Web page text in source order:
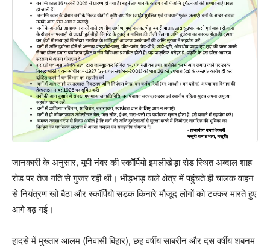
जानकारी के अनुसार, यूपी नंबर की स्कॉर्पियो इमलीखेड़ा रोड स्थित अब्दाल शाह
रोड पर तेज गति से गुजर रही थी। भीड़भाड़ वाले क्षेत्र में पहुंचते ही चालक वाहन
से नियंत्रण खो बैठा और स्कॉर्पियो सड़क किनारे मौजूद लोगों को टक्कर मारते हुए
आगे बढ़ गई।
हादसे में मुख्तार आलम (निवासी बिहार), छह वर्षीय साबरीन और दस वर्षीय शबनम